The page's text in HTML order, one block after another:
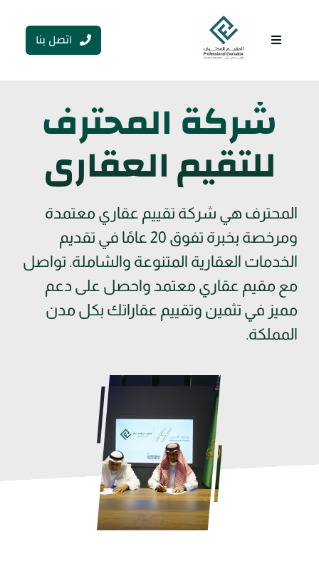
content
اتصل بنا
Toggle
Navigation
شركة المحترف
للتقيم العقاري
المحترف هي شركة تقييم عقاري معتمدة
ومرخصة بخبرة تفوق 20 عامًا في تقديم
الخدمات العقارية المتنوعة والشاملة. تواصل
مع مقيم عقاري معتمد واحصل على دعم
مميز في تثمين وتقييم عقاراتك بكل مدن
المملكة.